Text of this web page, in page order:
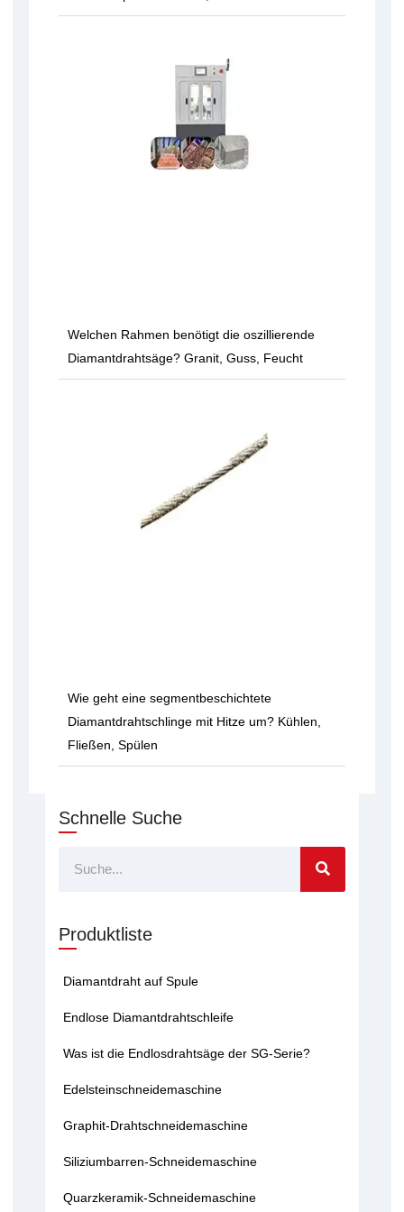
Welchen Rahmen benötigt die oszillierende
Diamantdrahtsäge? Granit, Guss, Feucht
Wie geht eine segmentbeschichtete
Diamantdrahtschlinge mit Hitze um? Kühlen,
Fließen, Spülen
Schnelle Suche
Suche
Produktliste
Diamantdraht auf Spule
Endlose Diamantdrahtschleife
Was ist die Endlosdrahtsäge der SG-Serie?
Edelsteinschneidemaschine
Graphit-Drahtschneidemaschine
Siliziumbarren-Schneidemaschine
Quarzkeramik-Schneidemaschine